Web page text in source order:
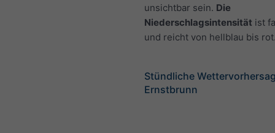
unsichtbar sein. Die
Niederschlagsintensität ist
und reicht von hellblau bis
Stündliche
Ernstbrunn